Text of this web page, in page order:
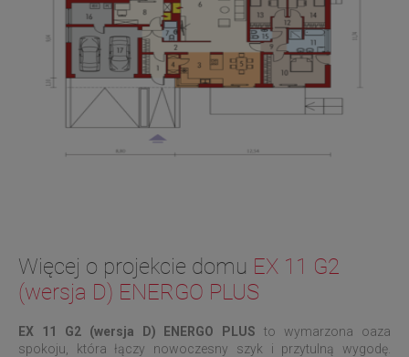
Więcej o projekcie domu EX 11 G2
(wersja D) ENERGO PLUS
EX 11 G2 (wersja D) ENERGO PLUS to wymarzona oaza
spokoju, która łączy nowoczesny szyk i przytulną wygodę.